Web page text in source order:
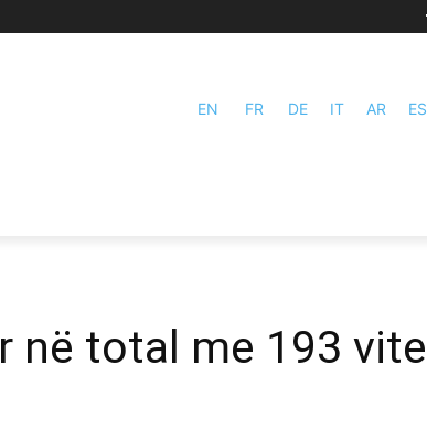
EN FR DE IT AR ES
në total me 193 vite